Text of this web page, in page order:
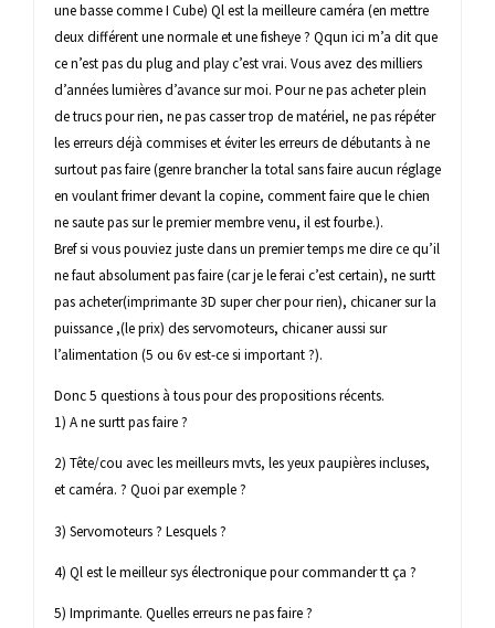
une basse comme I Cube) Ql est la meilleure caméra (en mettre
deux différent une normale et une fisheye ? Qqun ici m’a dit que
ce n’est pas du plug and play c’est vrai. Vous avez des milliers
d’années lumières d’avance sur moi. Pour ne pas acheter plein
de trucs pour rien, ne pas casser trop de matériel, ne pas répéter
les erreurs déjà commises et éviter les erreurs de débutants à ne
surtout pas faire (genre brancher la total sans faire aucun réglage
en voulant frimer devant la copine, comment faire que le chien
ne saute pas sur le premier membre venu, il est fourbe.).
Bref si vous pouviez juste dans un premier temps me dire ce qu’il
ne faut absolument pas faire (car je le ferai c’est certain), ne surtt
pas acheter(imprimante 3D super cher pour rien), chicaner sur la
puissance ,(le prix) des servomoteurs, chicaner aussi sur
l’alimentation (5 ou 6v est-ce si important ?).
Donc 5 questions à tous pour des propositions récents.
1) A ne surtt pas faire ?
2) Tête/cou avec les meilleurs mvts, les yeux paupières incluses,
et caméra. ? Quoi par exemple ?
3) Servomoteurs ? Lesquels ?
4) Ql est le meilleur sys électronique pour commander tt ça ?
5) Imprimante. Quelles erreurs ne pas faire ?